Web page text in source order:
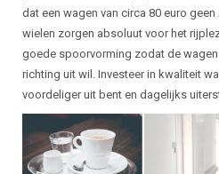
dat een wagen van circa 80 euro
wielen zorgen absoluut voor het
goede spoorvorming zodat de
richting uit wil. Investeer in kwaliteit
voordeliger uit bent en dagelijks